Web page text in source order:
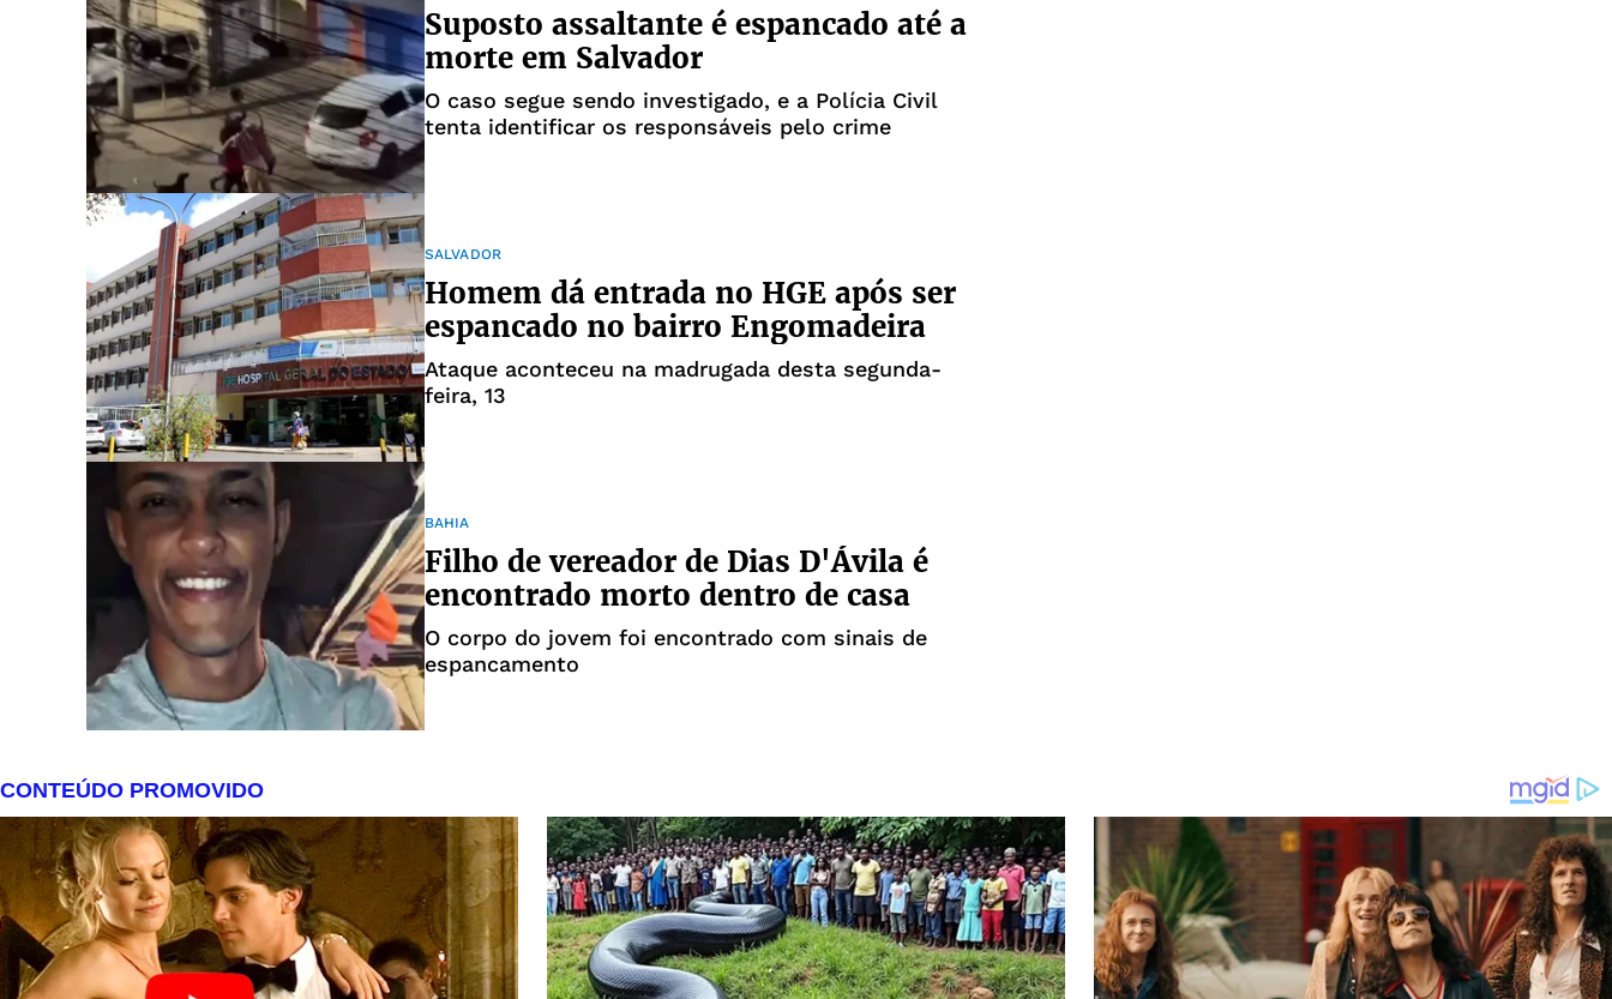
Suposto assaltante é espancado até a
morte em Salvador
O caso segue sendo investigado, e a Polícia Civil
tenta identificar os responsáveis pelo crime
SALVADOR
Homem dá entrada no HGE após ser
espancado no bairro Engomadeira
Ataque aconteceu na madrugada desta segunda-
feira, 13
BAHIA
Filho de vereador de Dias D'Ávila é
encontrado morto dentro de casa
O corpo do jovem foi encontrado com sinais de
espancamento